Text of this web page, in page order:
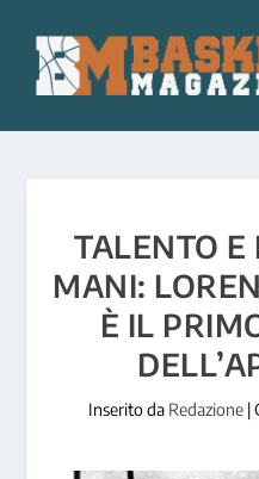
TALENTO
MANI:
È IL
Inserito da Redazione |